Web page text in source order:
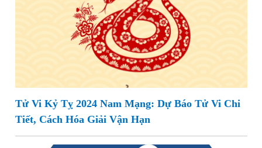
Tử Vi Kỷ Tỵ 2024 Nam Mạng: Dự Báo Tử Vi Chi
Tiết, Cách Hóa Giải Vận Hạn